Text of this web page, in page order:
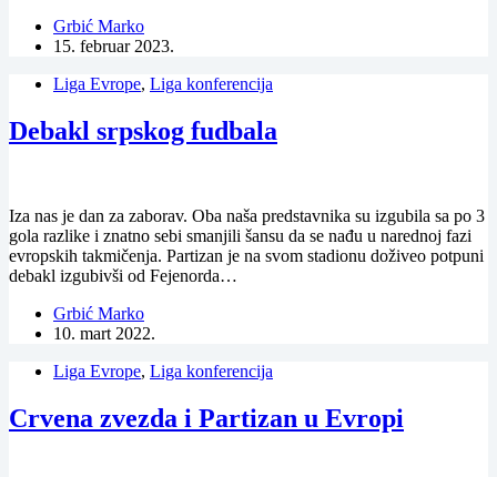
Grbić Marko
15. februar 2023.
Liga Evrope, Liga konferencija
Debakl srpskog fudbala
Iza nas je dan za zaborav. Oba naša predstavnika su izgubila sa po 3
gola razlike i znatno sebi smanjili šansu da se nađu u narednoj fazi
evropskih takmičenja. Partizan je na svom stadionu doživeo potpuni
debakl izgubivši od Fejenorda…
Grbić Marko
10. mart 2022.
Liga Evrope, Liga konferencija
Crvena zvezda i Partizan u Evropi